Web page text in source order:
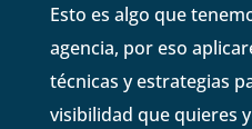
Esto es algo que
agencia, por eso
técnicas y estrategias
visibilidad que quieres